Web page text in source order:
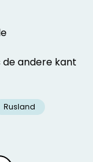
de andere kant
Rusland